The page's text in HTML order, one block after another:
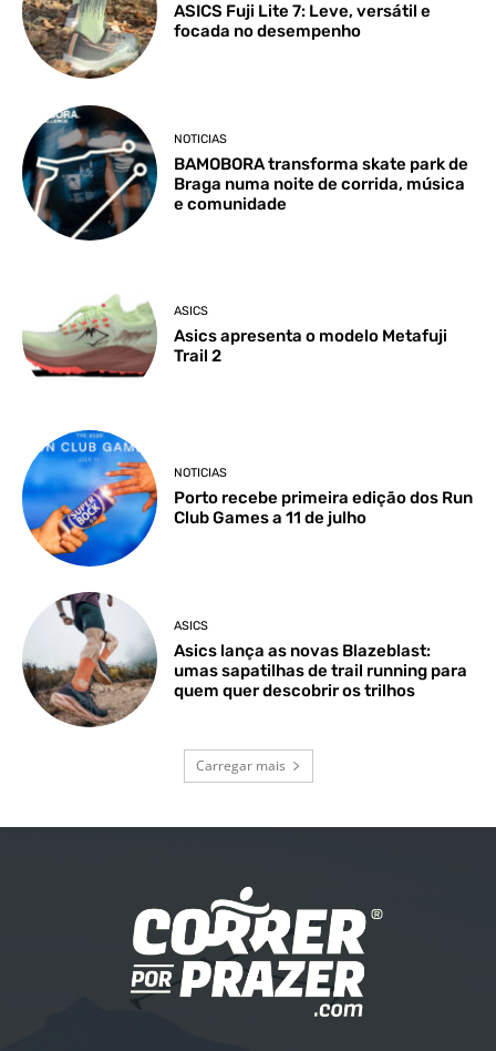
ASICS Fuji Lite 7: Leve, versátil e
focada no desempenho
NOTICIAS
BAMOBORA transforma skate park de
Braga numa noite de corrida, música
e comunidade
ASICS
Asics apresenta o modelo Metafuji
Trail 2
NOTICIAS
Porto recebe primeira edição dos Run
Club Games a 11 de julho
ASICS
Asics lança as novas Blazeblast:
umas sapatilhas de trail running para
quem quer descobrir os trilhos
Carregar mais